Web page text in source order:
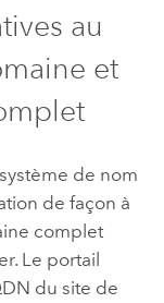
au
et
de nom
de façon à
complet
. Le portail
du site de